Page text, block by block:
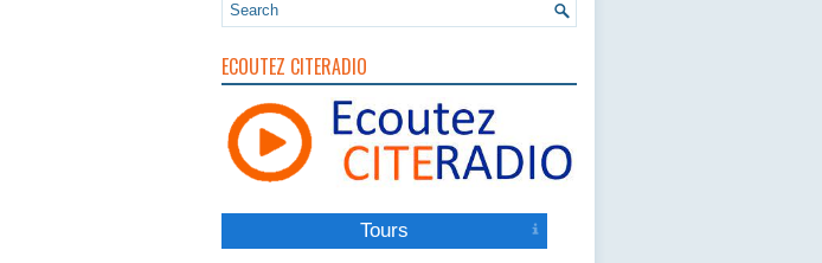
ECOUTEZ CITERADIO
Tours